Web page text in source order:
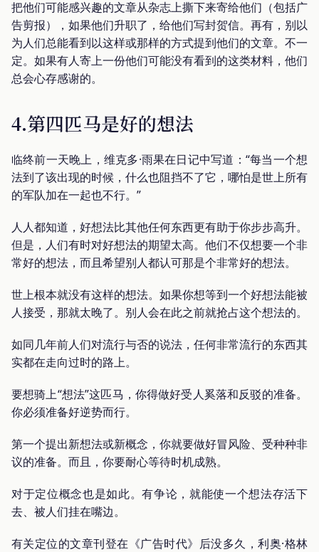
把他们可能感兴趣的文章从杂志上撕下来寄给他们（包括广
告剪报），如果他们升职了，给他们写封贺信。再有，别以
为人们总能看到以这样或那样的方式提到他们的文章。不一
定。如果有人寄上一份他们可能没有看到的这类材料，他们
总会心存感谢的。
4.第四匹马是好的想法
临终前一天晚上，维克多·雨果在日记中写道：“每当一个想
法到了该出现的时候，什么也阻挡不了它，哪怕是世上所有
的军队加在一起也不行。”
人人都知道，好想法比其他任何东西更有助于你步步高升。
但是，人们有时对好想法的期望太高。他们不仅想要一个非
常好的想法，而且希望别人都认可那是个非常好的想法。
世上根本就没有这样的想法。如果你想等到一个好想法能被
人接受，那就太晚了。别人会在此之前就抢占这个想法的。
如同几年前人们对流行与否的说法，任何非常流行的东西其
实都在走向过时的路上。
要想骑上“想法”这匹马，你得做好受人奚落和反驳的准备。
你必须准备好逆势而行。
第一个提出新想法或新概念，你就要做好冒风险、受种种非
议的准备。而且，你要耐心等待时机成熟。
对于定位概念也是如此。有争论，就能使一个想法存活下
去、被人们挂在嘴边。
有关定位的文章刊登在《广告时代》后没多久，利奥·格林